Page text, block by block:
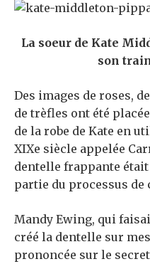
La soeur de Kate
son
Des images de roses,
de trèfles ont été
de la robe de Kate en
XIXe siècle appelée
dentelle frappante
partie du processus de
Mandy Ewing, qui
créé la dentelle sur
prononcée sur le